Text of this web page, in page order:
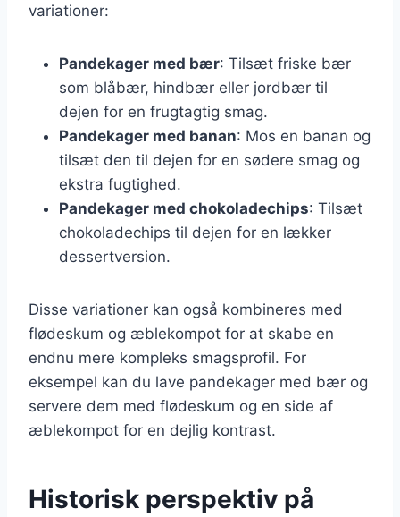
variationer:
Pandekager med bær: Tilsæt friske bær
som blåbær, hindbær eller jordbær til
dejen for en frugtagtig smag.
Pandekager med banan: Mos en banan og
tilsæt den til dejen for en sødere smag og
ekstra fugtighed.
Pandekager med chokoladechips: Tilsæt
chokoladechips til dejen for en lækker
dessertversion.
Disse variationer kan også kombineres med
flødeskum og æblekompot for at skabe en
endnu mere kompleks smagsprofil. For
eksempel kan du lave pandekager med bær og
servere dem med flødeskum og en side af
æblekompot for en dejlig kontrast.
Historisk perspektiv på